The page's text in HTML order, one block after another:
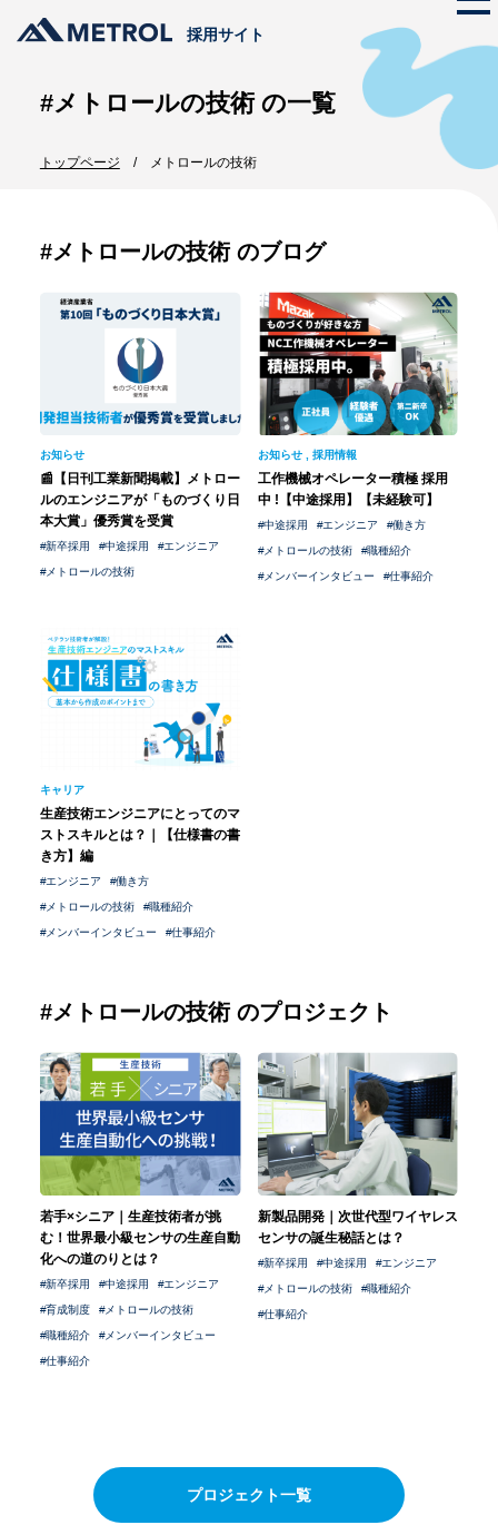
採用サイト
メトロールの文化
ストーリー
メトロールの文化
働く体制
プロジェクト紹介
メンバー紹介
新卒採用
中途採用
シニア採用
パート採用
エントリー
新卒採用
パート採用
メトロールブログ よくある質問
#メトロールの技術 の一覧
トップページ メトロールの技術
#メトロールの技術 のブログ
お知らせ
📰【日刊工業新聞掲載】メトロー
ルのエンジニアが「ものづくり日
本大賞」優秀賞を受賞
新卒採用 中途採用 エンジニア
メトロールの技術
お知らせ, 採用情報
工作機械オペレーター積極 採用
中 !【中途採用】【未経験可】
中途採用 エンジニア 働き方
メトロールの技術 職種紹介
メンバーインタビュー 仕事紹介
キャリア
生産技術エンジニアにとってのマ
ストスキルとは？｜【仕様書の書
き方】編
エンジニア 働き方
メトロールの技術 職種紹介
メンバーインタビュー 仕事紹介
#メトロールの技術 のプロジェクト
若手×シニア｜生産技術者が挑
む！世界最小級センサの生産自動
化への道のりとは？
新卒採用 中途採用 エンジニア
育成制度 メトロールの技術
職種紹介 メンバーインタビュー
仕事紹介
新製品開発｜次世代型ワイヤレス
センサの誕生秘話とは？
新卒採用 中途採用 エンジニア
メトロールの技術 職種紹介
仕事紹介
プロジェクト一覧